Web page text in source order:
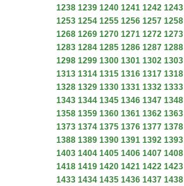
1238 1239 1240 1241 1242 1243
1253 1254 1255 1256 1257 1258
1268 1269 1270 1271 1272 1273
1283 1284 1285 1286 1287 1288
1298 1299 1300 1301 1302 1303
1313 1314 1315 1316 1317 1318
1328 1329 1330 1331 1332 1333
1343 1344 1345 1346 1347 1348
1358 1359 1360 1361 1362 1363
1373 1374 1375 1376 1377 1378
1388 1389 1390 1391 1392 1393
1403 1404 1405 1406 1407 1408
1418 1419 1420 1421 1422 1423
1433 1434 1435 1436 1437 1438